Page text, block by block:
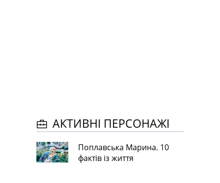
АКТИВНІ ПЕРСОНАЖІ
Поплавська Марина. 10
фактів із життя